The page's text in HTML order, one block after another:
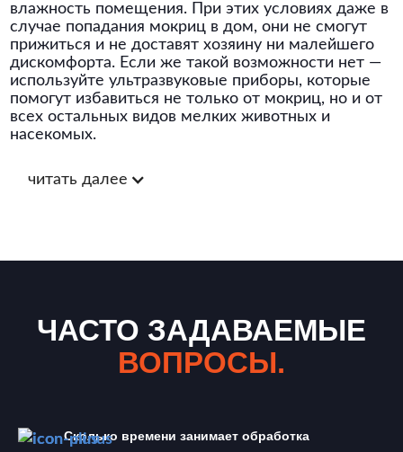
влажность помещения. При этих условиях даже в
случае попадания мокриц в дом, они не смогут
прижиться и не доставят хозяину ни малейшего
дискомфорта. Если же такой возможности нет —
используйте ультразвуковые приборы, которые
помогут избавиться не только от мокриц, но и от
всех остальных видов мелких животных и
насекомых.
читать далее
ЧАСТО ЗАДАВАЕМЫЕ
ВОПРОСЫ.
Сколько времени занимает обработка